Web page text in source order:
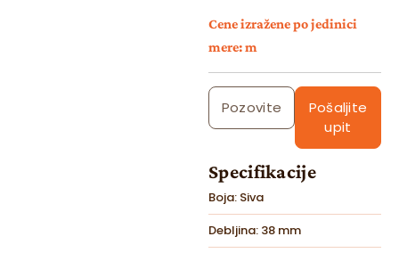
Cene izražene po jedinici
mere: m
Pozovite
Pošaljite
upit
Specifikacije
Boja: Siva
Debljina: 38 mm